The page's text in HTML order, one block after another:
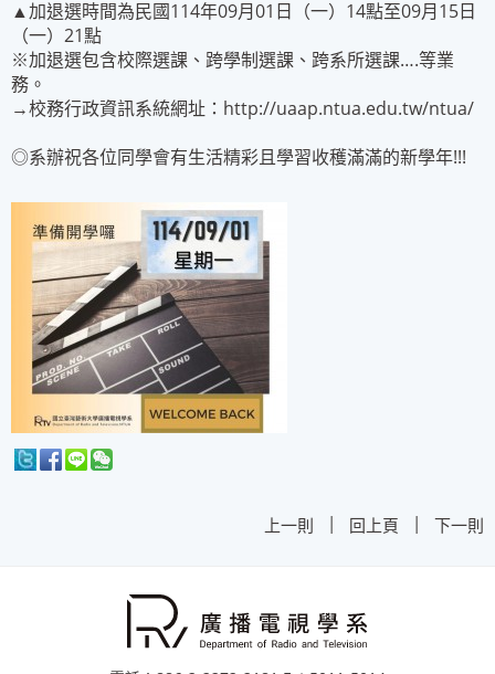
▲加退選時間為民國114年09月01日（一）14點至09月15日
（一）21點
※加退選包含校際選課、跨學制選課、跨系所選課….等業
務。
→校務行政資訊系統網址： http://uaap.ntua.edu.tw/ntua/
◎系辦祝各位同學會有生活精彩且學習收穫滿滿的新學年!!!
上一則 | 回上頁 | 下一則